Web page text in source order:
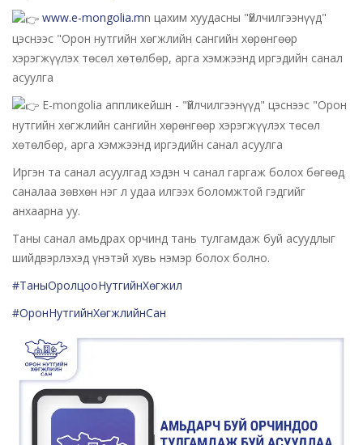
www.e-mongolia.mn цахим хуудасны "Үйлчилгээнүүд"
цэснээс "Орон нутгийн хөгжлийн сангийн хөрөнгөөр
хэрэгжүүлэх төсөл хөтөлбөр, арга хэмжээнд иргэдийн санал
асуулга
Е-mongolia аппликейшн - "Үйлчилгээнүүд" цэснээс "Орон
нутгийн хөгжлийн сангийн хөрөнгөөр хэрэгжүүлэх төсөл
хөтөлбөр, арга хэмжээнд иргэдийн санал асуулга
Иргэн та санал асуулгад хэдэн ч санал гаргаж болох бөгөөд
саналаа зөвхөн нэг л удаа илгээх боломжтой гэдгийг
анхаарна уу.
Таны санал амьдрах орчинд тань тулгамдаж буй асуудлыг
шийдвэрлэхэд үнэтэй хувь нэмэр болох болно.
#ТаныОролцооНутгийнХөгжил
#ОронНутгийнХөгжлийнСан